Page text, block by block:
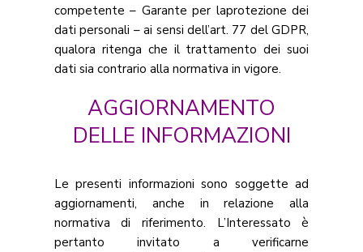
competente – Garante per laprotezione dei
dati personali – ai sensi dell’art. 77 del GDPR,
qualora ritenga che il trattamento dei suoi
dati sia contrario alla normativa in vigore.
AGGIORNAMENTO
DELLE INFORMAZIONI
Le presenti informazioni sono soggette ad
aggiornamenti, anche in relazione alla
normativa di riferimento. L’Interessato è
pertanto invitato a verificarne